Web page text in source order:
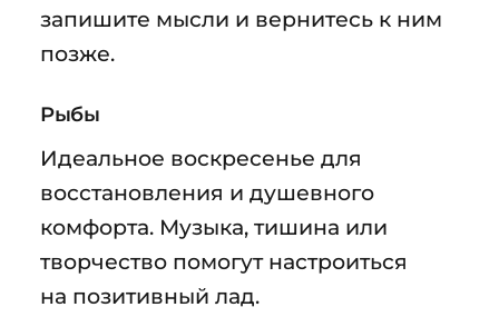
запишите мысли и вернитесь к ним
позже.
Рыбы
Идеальное воскресенье для
восстановления и душевного
комфорта. Музыка, тишина или
творчество помогут настроиться
на позитивный лад.